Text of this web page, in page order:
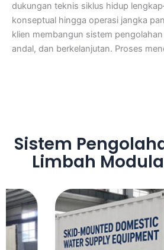
dukungan teknis siklus hidup
konseptual hingga operasi jangka
klien membangun sistem
andal, dan berkelanjutan. Proses
Sistem
Limbah